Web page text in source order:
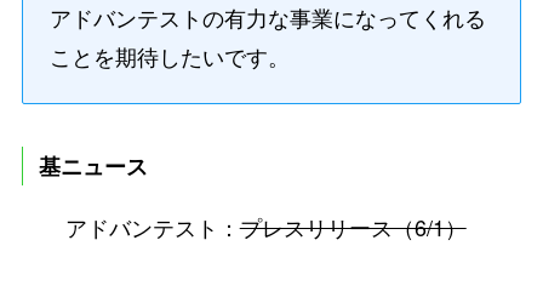
アドバンテストの有力な事業になってくれる
ことを期待したいです。
基ニュース
アドバンテスト：プレスリリース（6/1）